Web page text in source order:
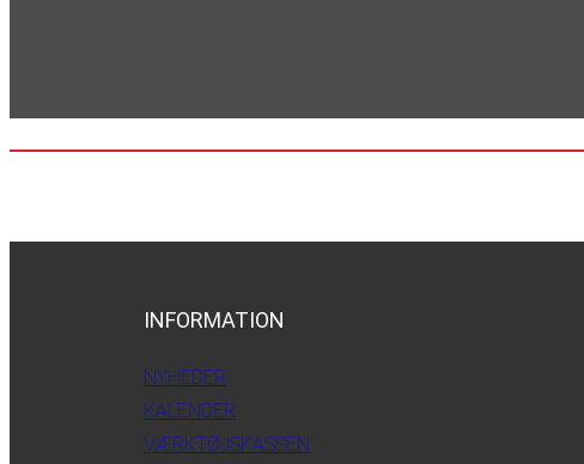
INFORMATION
NYHEDER
KALENDER
VÆRKTØJSKASSEN